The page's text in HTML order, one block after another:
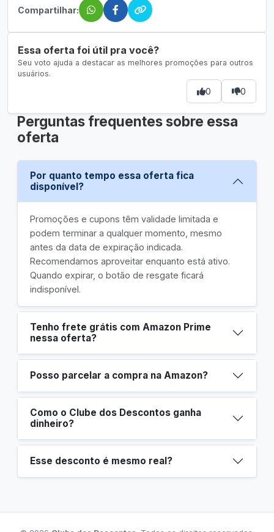
Compartilhar:
Essa oferta foi útil pra você?
Seu voto ajuda a destacar as melhores promoções para outros
usuários.
0 0
Perguntas frequentes sobre essa
oferta
Por quanto tempo essa oferta fica
disponível?
Promoções e cupons têm validade limitada e
podem terminar a qualquer momento, mesmo
antes da data de expiração indicada.
Recomendamos aproveitar enquanto está ativo.
Quando expirar, o botão de resgate ficará
indisponível.
Tenho frete grátis com Amazon Prime
nessa oferta?
Posso parcelar a compra na Amazon?
Como o Clube dos Descontos ganha
dinheiro?
Esse desconto é mesmo real?